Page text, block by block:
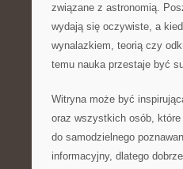
związane z astronomią.
wydają się oczywiste, a
wynalazkiem, teorią czy
temu nauka przestaje być
Witryna może być
oraz wszystkich osób, które
do samodzielnego
informacyjny, dlatego